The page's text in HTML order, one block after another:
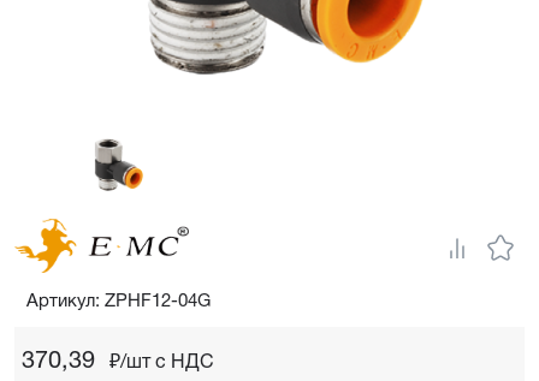
370,39 ₽/шт c НДС
Артикул: ZPHF12-04G